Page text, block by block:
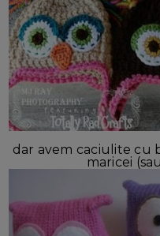
dar avem caciulite cu
maricei